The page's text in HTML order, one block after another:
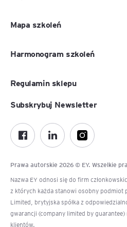
Mapa szkoleń
Harmonogram szkoleń
Regulamin sklepu
Prawa autorskie 2026 © EY. Wszelkie
Nazwa EY odnosi się do firm
z których każda stanowi osobny podmiot
Limited, brytyjska spółka z
gwarancji (company limited by guarantee)
klientów.
Subskrybuj Newsletter